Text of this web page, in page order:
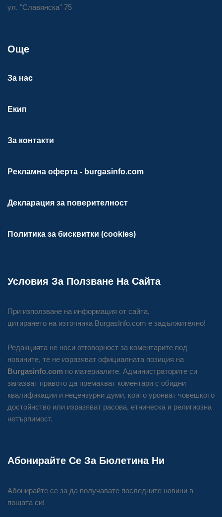
ул. "Славянска" 75
Още
За нас
Екип
За контакти
Рекламна оферта - burgasinfo.com
Декларация за поверителност
Политика за бисквитки (cookies)
Условия За Ползване На Сайта
При използване на информация от сайта,
цитирането на източника BurgasInfo.com е задължително!
Редакцията не носи отговорност за коментарите под
новините, те не изразяват официалната позиция на
Burgasinfo.com по материалите. Администраторите си
запазват правото да премахват коментари с обидни
квалификации и нецензурни думи, които уронват човешкото
достойнство или изразяват расова, етническа и религиозна
нетърпимост.
Абонирайте Се За Бюлетина Ни
Абонирайте се за да получавате последните новини в
пощата си!